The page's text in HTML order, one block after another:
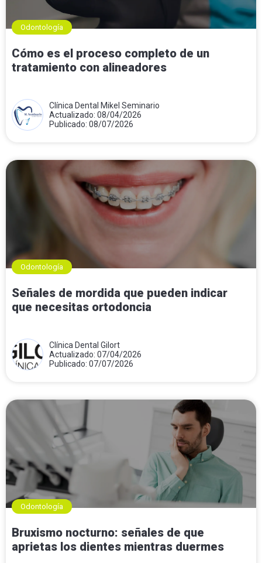
Odontología
Cómo es el proceso completo de un
tratamiento con alineadores
Clínica Dental Mikel Seminario
Actualizado: 08/04/2026
Publicado: 08/07/2026
Odontología
Señales de mordida que pueden indicar
que necesitas ortodoncia
Clínica Dental Gilort
Actualizado: 07/04/2026
Publicado: 07/07/2026
Odontología
Bruxismo nocturno: señales de que
aprietas los dientes mientras duermes